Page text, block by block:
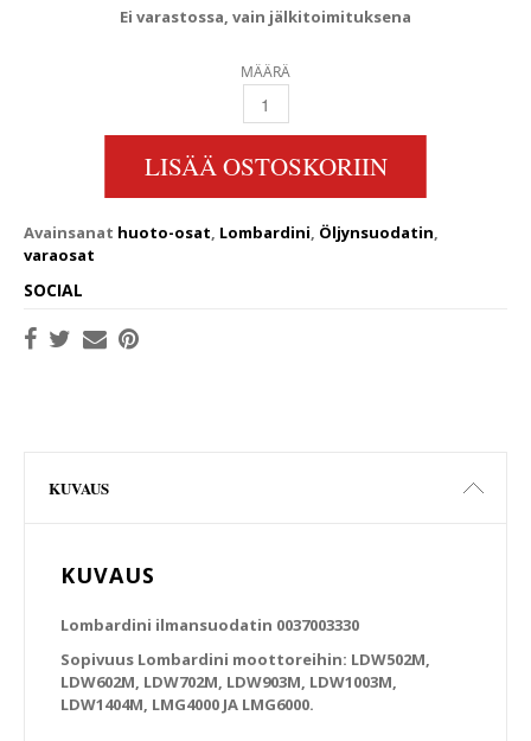
Ei varastossa, vain jälkitoimituksena
MÄÄRÄ
LOMBARDINI ILMANSUODATIN 0037003330
LISÄÄ OSTOSKORIIN
Avainsanat huoto-osat, Lombardini, Öljynsuodatin,
varaosat
SOCIAL
KUVAUS
KUVAUS
Lombardini ilmansuodatin 0037003330
Sopivuus Lombardini moottoreihin: LDW502M,
LDW602M, LDW702M, LDW903M, LDW1003M,
LDW1404M, LMG4000 JA LMG6000.